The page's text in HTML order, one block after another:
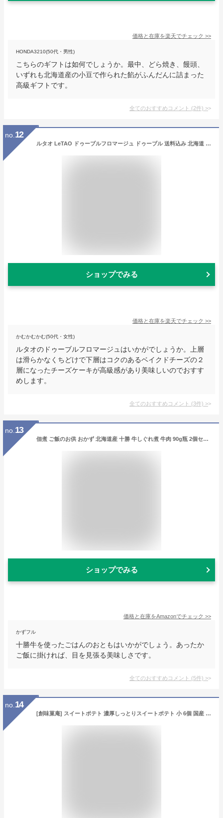
価格と在庫を楽天でチェック >>
HONDA3210(50代・男性)
こちらのギフトは如何でしょうか。最中、どら焼き、饅頭、
いずれも北海道産の小豆で作られた餡がふんだんに詰まった
高級ギフトです。
全てのおすすめコメント (2件) >
no. 12
ルタオ LeTAO ドゥーブルフロマージュ ドゥーブル 送料込み 北海道 小樽 お土産 チーズケーキ 手土産 プレゼント プチギフト 誕生日 取り寄せ 贈り物 人気 レアチーズケーキ ベイクドチーズケーキ スイーツ ハロウィン
ショップでみる
価格と在庫を楽天でチェック >>
かむかむかむ(50代・女性)
ルタオのドゥーブルフロマージュはいかがでしょうか。上層
は滑らかなくちどけで下層はコクのあるベイクドチーズの２
層になったチーズケーキが高級感があり美味しいのでおすす
めします。
全てのおすすめコメント (3件) >
no. 13
佃煮 ご飯のお供 おかず 北海道産 十勝 牛しぐれ煮 牛肉 90g瓶 2個セット 北国からの贈り物
ショップでみる
価格と在庫をAmazonでチェック >>
かずフル
十勝牛を使ったごはんのおともはいかがでしょう。あったか
ご飯に掛ければ、目を見張る美味しさです。
全てのおすすめコメント (5件) >
no. 14
[創味菓庵] スイートポテト 濃厚しっとりスイートポテト 小 6個 国産 [包装紙済] 全国送料なし